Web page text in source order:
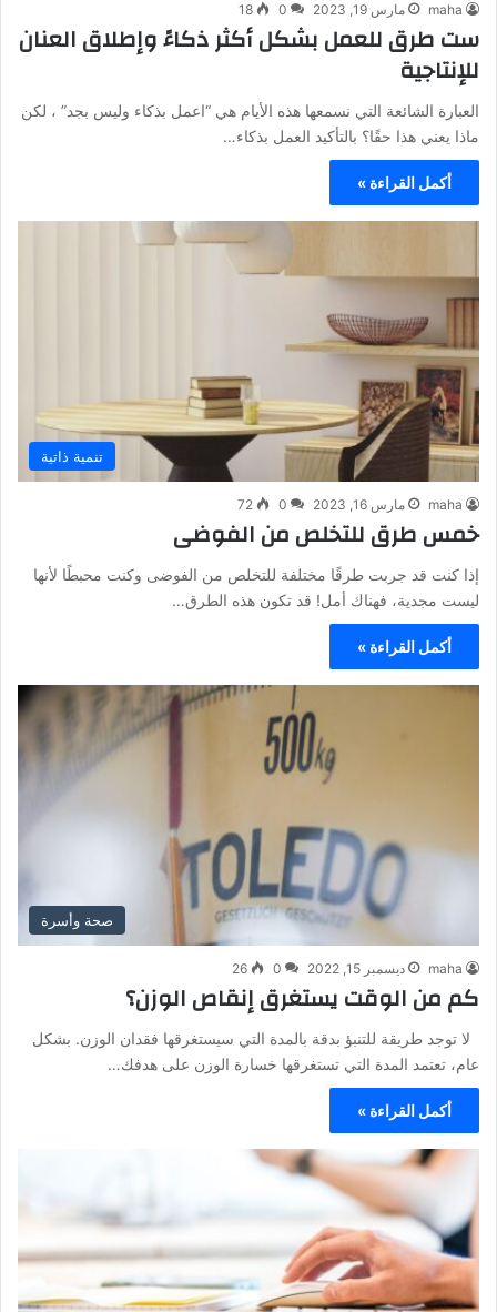
maha مارس 19, 2023 0
18
ست طرق للعمل بشكل أكثر ذكاءً وإطلاق العنان
للإنتاجية
العبارة الشائعة التي نسمعها هذه الأيام هي “اعمل بذكاء وليس بجد” ، لكن
ماذا يعني هذا حقًا؟ بالتأكيد العمل بذكاء…
أكمل القراءة »
تنمية ذاتية
maha مارس 16, 2023 0
72
خمس طرق للتخلص من الفوضى
إذا كنت قد جربت طرقًا مختلفة للتخلص من الفوضى وكنت محبطًا لأنها
ليست مجدية، فهناك أمل! قد تكون هذه الطرق…
أكمل القراءة »
صحة وأسرة
maha ديسمبر 15, 2022 0
26
كم من الوقت يستغرق إنقاص الوزن؟
لا توجد طريقة للتنبؤ بدقة بالمدة التي سيستغرقها فقدان الوزن. بشكل
عام، تعتمد المدة التي تستغرقها خسارة الوزن على هدفك…
أكمل القراءة »